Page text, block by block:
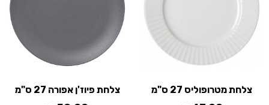
צלחת מטרופוליס 27 ס"מ צלחת פיוז'ן אפורה 27 ס"מ